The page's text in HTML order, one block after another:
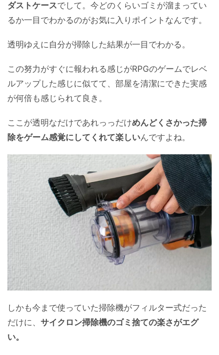
ダストケースでして。今どのくらいゴミが溜まってい
るか一目でわかるのがお気に入りポイントなんです。
透明ゆえに自分が掃除した結果が一目でわかる。
この努力がすぐに報われる感じがRPGのゲームでレベ
ルアップした感じに似てて、部屋を清潔にできた実感
が何倍も感じられて良き。
ここが透明なだけであれっっだけめんどくさかった掃
除をゲーム感覚にしてくれて楽しいんですよね。
しかも今まで使っていた掃除機がフィルター式だった
だけに、 サイクロン掃除機のゴミ捨ての楽さがエグ
い。